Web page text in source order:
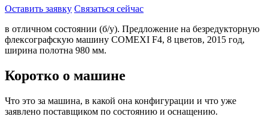
Оставить заявку Связаться сейчас
в отличном состоянии (б/у). Предложение на безредукторную
флексографскую машину COMEXI F4, 8 цветов, 2015 год,
ширина полотна 980 мм.
Коротко о машине
Что это за машина, в какой она конфигурации и что уже
заявлено поставщиком по состоянию и оснащению.